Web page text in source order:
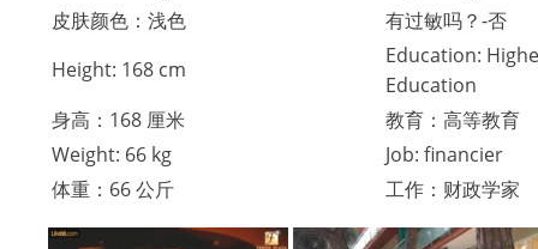
皮肤颜色：浅色
有过敏吗？-否
Height: 168 cm
Education:
Education
身高：168 厘米
教育：高等教育
Weight: 66 kg
Job: financier
体重：66 公斤
工作：财政学家